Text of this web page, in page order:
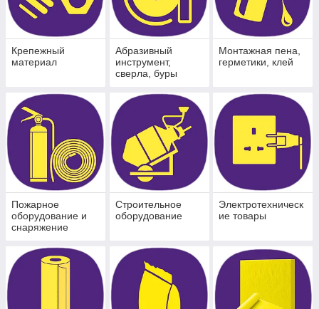
Крепежный
материал
Абразивный
инструмент,
сверла, буры
Монтажная пена,
герметики, клей
Пожарное
оборудование и
снаряжение
Строительное
оборудование
Электротехническ
ие товары